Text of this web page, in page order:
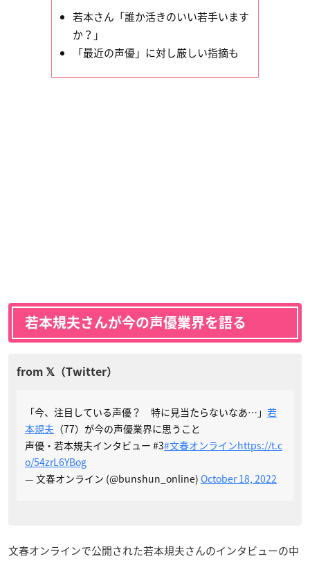
若本さん「誰か活きのいい若手います
か？」
「最近の声優」に対し厳しい指摘も
若本規夫さんが今の声優業界を語る
「今、注目している声優？ 特に見当たらないなあ…」 若
本規夫 （77）が今の声優業界に思うこと
声優・若本規夫インタビュー #3#文春オンラインhttps://t.c
o/54zrL6YBog
— 文春オンライン (@bunshun_online) October 18, 2022
文春オンラインで公開された若本規夫さんのインタビューの中